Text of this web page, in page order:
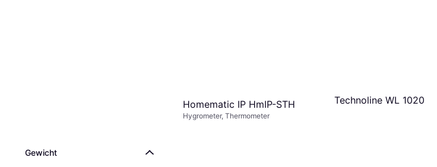
Gewicht
Homematic IP HmIP-STH
Hygrometer, Thermometer
Technoline WL 1020